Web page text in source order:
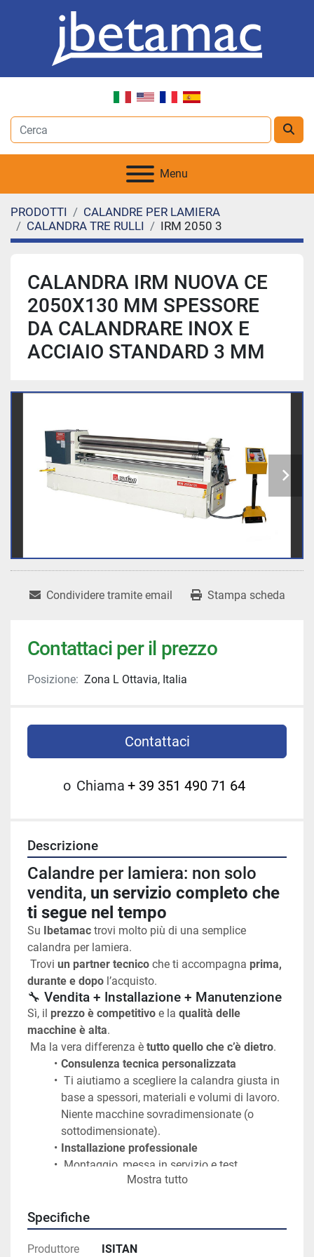
Menu
PRODOTTI
CALANDRE PER LAMIERA
CALANDRA TRE RULLI
IRM 2050 3
CALANDRA IRM NUOVA CE
2050X130 MM SPESSORE
DA CALANDRARE INOX E
ACCIAIO STANDARD 3 MM
Condividere tramite email Stampa scheda
Contattaci per il prezzo
Posizione: Zona L Ottavia, Italia
Contattaci
o Chiama + 39 351 490 71 64
Descrizione
Calandre per lamiera: non solo
vendita, un servizio completo che
ti segue nel tempo
Su Ibetamac trovi molto più di una semplice
calandra per lamiera.
Trovi un partner tecnico che ti accompagna prima,
durante e dopo l’acquisto.
🔧 Vendita + Installazione + Manutenzione
Sì, il prezzo è competitivo e la qualità delle
macchine è alta.
Ma la vera differenza è tutto quello che c’è dietro.
Consulenza tecnica personalizzata
Ti aiutiamo a scegliere la calandra giusta in
base a spessori, materiali e volumi di lavoro.
Niente macchine sovradimensionate (o
sottodimensionate).
Installazione professionale
Montaggio, messa in servizio e test
direttamente in azienda. La macchina parte
Formazione operatori
Spieghiamo come usarla al meglio, in
sicurezza e con la massima resa.
Mostra tutto
Specifiche
Produttore ISITAN